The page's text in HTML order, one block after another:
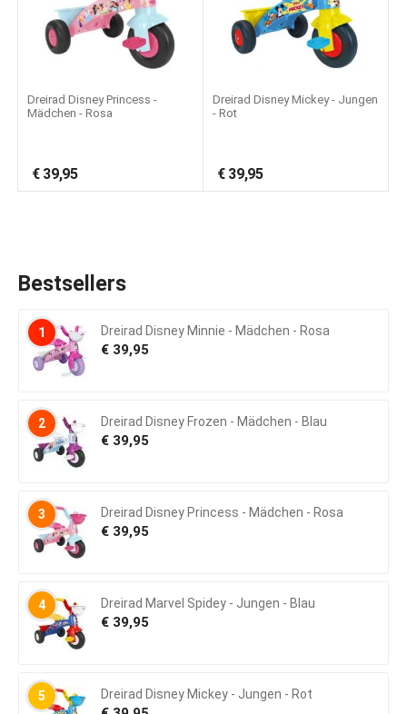
Dreirad Disney Princess -
Mädchen - Rosa
€ 39,95
Dreirad Disney Mickey - Jungen
- Rot
€ 39,95
Bestsellers
1 Dreirad Disney Minnie - Mädchen - Rosa
€ 39,95
2 Dreirad Disney Frozen - Mädchen - Blau
€ 39,95
3 Dreirad Disney Princess - Mädchen - Rosa
€ 39,95
4 Dreirad Marvel Spidey - Jungen - Blau
€ 39,95
5 Dreirad Disney Mickey - Jungen - Rot